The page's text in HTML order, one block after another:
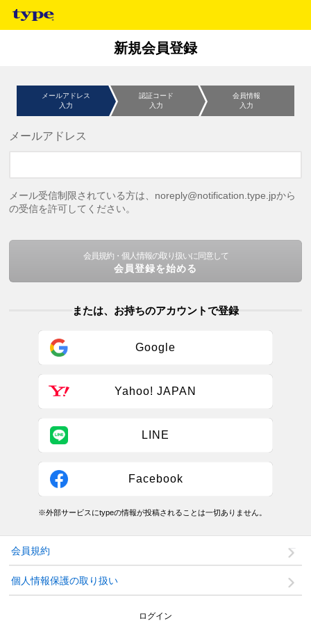
新規会員登録
メールアドレス
入力
認証コード
入力
会員情報
入力
メールアドレス
メール受信制限されている方は、noreply@notification.type.jpから
の受信を許可してください。
会員規約・個人情報の取り扱いに同意して
会員登録を始める
または、お持ちのアカウントで登録
Google
Yahoo! JAPAN
LINE
Facebook
※外部サービスにtypeの情報が投稿されることは一切ありません。
会員規約
個人情報保護の取り扱い
ログイン